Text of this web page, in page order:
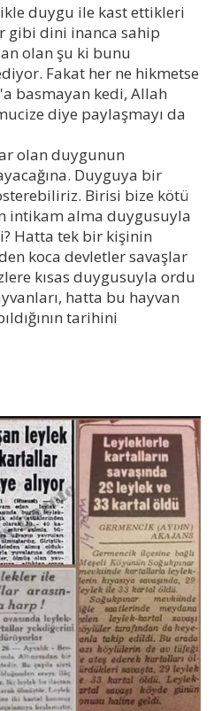
duygu ile kast ettikleri
gibi dini inanca sahip
olan şu ki bunu
Fakat her ne hikmetse
basmayan kedi, Allah
diye paylaşmayı da
olan duygunun
Duyguya bir
Birisi bize kötü
intikam alma duygusuyla
Hatta tek bir kişinin
koca devletler savaşlar
kısas duygusuyla ordu
hatta bu hayvan
tarihini